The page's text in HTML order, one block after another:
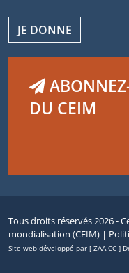
JE DONNE
DU CEIM
Tous droits réservés 2026 -
mondialisation (CEIM) |
Site web développé par [ ZAA.CC ]